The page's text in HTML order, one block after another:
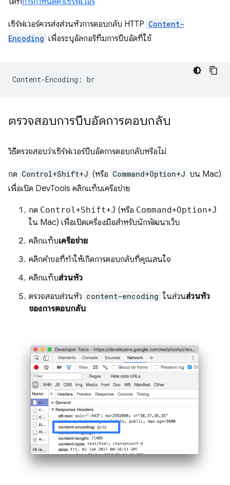
เซิร์ฟเวอร์ควรส่งส่วนหัวการตอบกลับ HTTP Content-
Encoding เพื่อระบุอัลกอริทึมการบีบอัดที่ใช้
ตรวจสอบการบีบอัดการตอบกลับ
วิธีตรวจสอบว่าเซิร์ฟเวอร์บีบอัดการตอบกลับหรือไม่
กด Control+Shift+J (หรือ Command+Option+J บน Mac)
เพื่อเปิด DevTools คลิกแท็บเครือข่าย
กด Control+Shift+J (หรือ Command+Option+J
ใน Mac) เพื่อเปิดเครื่องมือสำหรับนักพัฒนาเว็บ
คลิกแท็บเครือข่าย
คลิกคำขอที่ทำให้เกิดการตอบกลับที่คุณสนใจ
คลิกแท็บส่วนหัว
ตรวจสอบส่วนหัว content-encoding ในส่วนส่วนหัว
ของการตอบกลับ